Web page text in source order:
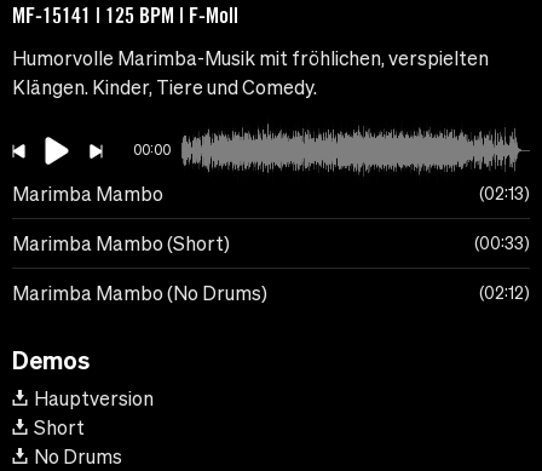
MF-15141 | 125 BPM | F-Moll
Humorvolle Marimba-Musik mit fröhlichen, verspielten
Klängen. Kinder, Tiere und Comedy.
00:00
Marimba Mambo 02:13
Marimba Mambo (Short) 00:33
Marimba Mambo (No Drums) 02:12
Demos
Hauptversion
Short
No Drums